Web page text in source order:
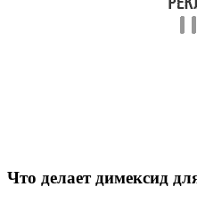
Что делает димексид